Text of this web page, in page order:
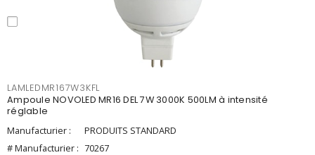
LAMLEDMR167W3KFL
Ampoule NOVOLED MR16 DEL 7W 3000K 500LM à intensité
réglable
Manufacturier :
PRODUITS STANDARD
# Manufacturier : 70267